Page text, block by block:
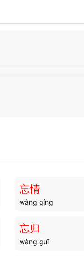
忘情
wàng qíng
忘归
wàng guī